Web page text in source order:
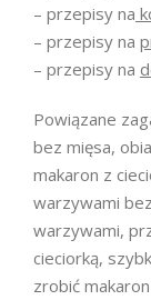
– przepisy na
– przepisy na
– przepisy na
Powiązane
bez mięsa,
makaron z
warzywami
warzywami,
cieciorką,
zrobić